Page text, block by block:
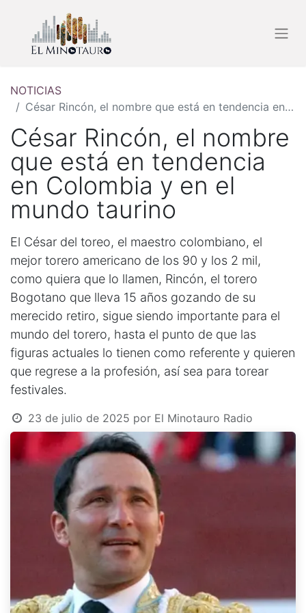
NOTICIAS
César Rincón, el nombre que está en tendencia en Colombia y en el mundo taurino
César Rincón, el nombre
que está en tendencia
en Colombia y en el
mundo taurino
El César del toreo, el maestro colombiano, el
mejor torero americano de los 90 y los 2 mil,
como quiera que lo llamen, Rincón, el torero
Bogotano que lleva 15 años gozando de su
merecido retiro, sigue siendo importante para el
mundo del torero, hasta el punto de que las
figuras actuales lo tienen como referente y quieren
que regrese a la profesión, así sea para torear
festivales.
23 de julio de 2025 por El Minotauro Radio